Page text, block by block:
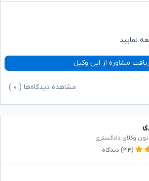
نمایید
مشاوره از این وکیل
مشاهده دیدگاه‌ها ( ۰
وکلای دادگستری
(۲۱۴) دیدگاه